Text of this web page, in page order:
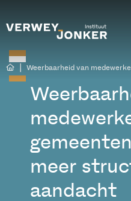
Weerbaarheid van
meer
aandacht